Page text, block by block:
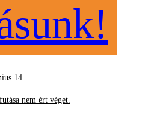
14.
nem ért véget.